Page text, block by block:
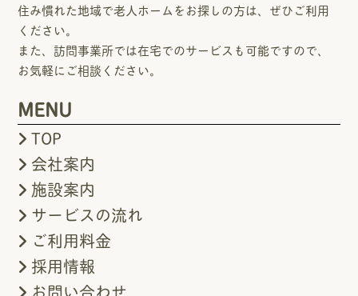
住み慣れた地域で老人ホームをお探しの方は、ぜひご利用
ください。
また、訪問事業所では在宅でのサービスも可能ですので、
お気軽にご相談ください。
MENU
TOP
会社案内
施設案内
サービスの流れ
ご利用料金
採用情報
お問い合わせ